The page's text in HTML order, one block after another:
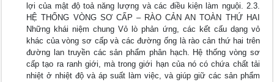
lợi của mật độ toả năng lượng và các điều kiện làm nguội. 2.3.
HỆ THỐNG VÒNG SƠ CẤP – RÀO CẢN AN TOÀN THỨ HAI
Những khái niệm chung Vỏ lò phản ứng, các kết cấu dạng vỏ
khác của vòng sơ cấp và các đường ống là rào cản thứ hai trên
đường lan truyền các sản phẩm phân hạch. Hệ thống vòng sơ
cấp tạo ra ranh giới, mà trong giới hạn của nó có chứa chất tải
nhiệt ở nhiệt độ và áp suất làm việc, và giúp giữ các sản phẩm